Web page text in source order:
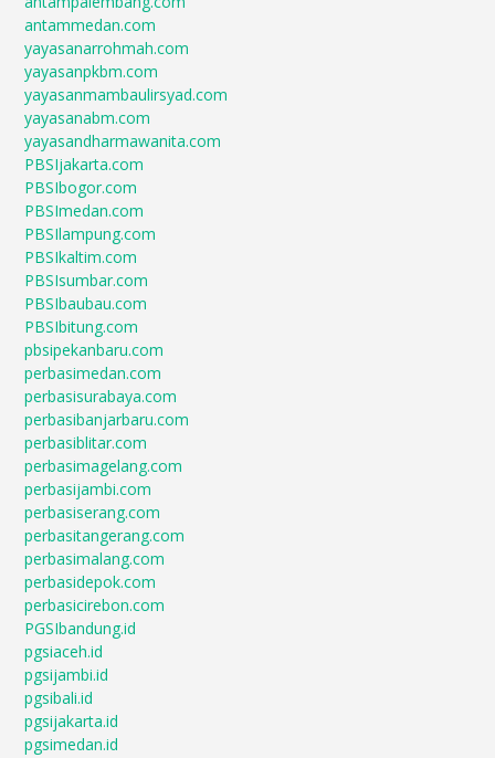
antammedan.com
yayasanarrohmah.com
yayasanpkbm.com
yayasanmambaulirsyad.com
yayasanabm.com
yayasandharmawanita.com
PBSIjakarta.com
PBSIbogor.com
PBSImedan.com
PBSIlampung.com
PBSIkaltim.com
PBSIsumbar.com
PBSIbaubau.com
PBSIbitung.com
pbsipekanbaru.com
perbasimedan.com
perbasisurabaya.com
perbasibanjarbaru.com
perbasiblitar.com
perbasimagelang.com
perbasijambi.com
perbasiserang.com
perbasitangerang.com
perbasimalang.com
perbasidepok.com
perbasicirebon.com
PGSIbandung.id
pgsiaceh.id
pgsijambi.id
pgsibali.id
pgsijakarta.id
pgsimedan.id